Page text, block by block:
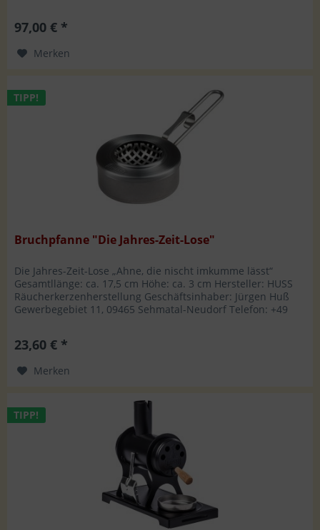
97,00 € *
Merken
TIPP!
Bruchpfanne "Die Jahres-Zeit-Lose"
Die Jahres-Zeit-Lose „Ahne, die nischt imkumme lässt“
Gesamtllänge: ca. 17,5 cm Höhe: ca. 3 cm Hersteller: HUSS
Räucherkerzenherstellung Geschäftsinhaber: Jürgen Huß
Gewerbegebiet 11, 09465 Sehmatal-Neudorf Telefon: +49
23,60 € *
Merken
TIPP!